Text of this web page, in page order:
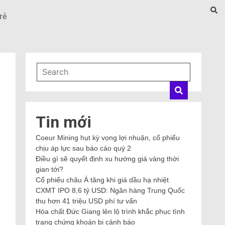
Tin mới
Coeur Mining hụt kỳ vọng lợi nhuận, cổ phiếu
chịu áp lực sau báo cáo quý 2
Điều gì sẽ quyết định xu hướng giá vàng thời
gian tới?
Cổ phiếu châu Á tăng khi giá dầu hạ nhiệt
CXMT IPO 8,6 tỷ USD: Ngân hàng Trung Quốc
thu hơn 41 triệu USD phí tư vấn
Hóa chất Đức Giang lên lộ trình khắc phục tình
trạng chứng khoán bị cảnh báo